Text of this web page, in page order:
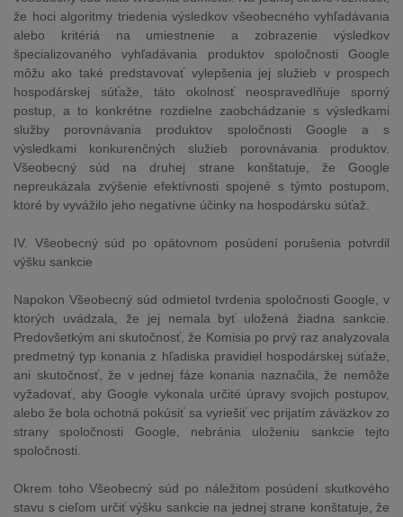
že hoci algoritmy triedenia výsledkov všeobecného vyhľadávania
alebo kritériá na umiestnenie a zobrazenie výsledkov
špecializovaného vyhľadávania produktov spoločnosti Google
môžu ako také predstavovať vylepšenia jej služieb v prospech
hospodárskej súťaže, táto okolnosť neospravedlňuje sporný
postup, a to konkrétne rozdielne zaobchádzanie s výsledkami
služby porovnávania produktov spoločnosti Google a s
výsledkami konkurenčných služieb porovnávania produktov.
Všeobecný súd na druhej strane konštatuje, že Google
nepreukázala zvýšenie efektívnosti spojené s týmto postupom,
ktoré by vyvážilo jeho negatívne účinky na hospodársku súťaž.
IV. Všeobecný súd po opätovnom posúdení porušenia potvrdil
výšku sankcie
Napokon Všeobecný súd odmietol tvrdenia spoločnosti Google, v
ktorých uvádzala, že jej nemala byť uložená žiadna sankcie.
Predovšetkým ani skutočnosť, že Komisia po prvý raz analyzovala
predmetný typ konania z hľadiska pravidiel hospodárskej súťaže,
ani skutočnosť, že v jednej fáze konania naznačila, že nemôže
vyžadovať, aby Google vykonala určité úpravy svojich postupov,
alebo že bola ochotná pokúsiť sa vyriešiť vec prijatím záväzkov zo
strany spoločnosti Google, nebránia uloženiu sankcie tejto
spoločnosti.
Okrem toho Všeobecný súd po náležitom posúdení skutkového
stavu s cieľom určiť výšku sankcie na jednej strane konštatuje, že